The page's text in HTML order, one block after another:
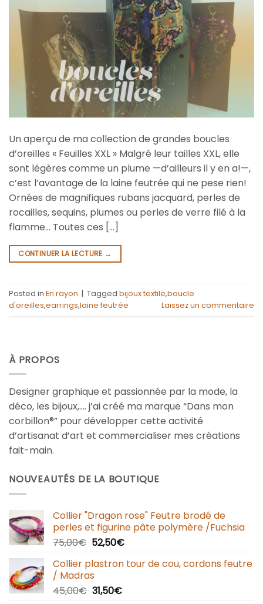
Un aperçu de ma collection de grandes boucles
d’oreilles « Feuilles XXL » Malgré leur tailles XXL, elle
sont légères comme un plume —d’ailleurs il y en a!—,
c’est l’avantage de la laine feutrée qui ne pese rien!
Ornées de magnifiques rubans jacquard, perles de
rocailles, sequins, plumes ou perles de verre filé à la
flamme… Toutes ces […]
CONTINUER LA LECTURE →
Posted in En rayon | Tagged bijoux textile,boucle
d'oreilles,earrings,laine feutrée Laissez un commentaire
À PROPOS
Designer graphique et passionnée par la mode, la
déco, les bijoux,…. j’ai créé ma marque “Dans mon
corbillon®” pour développer cette activité
d’artisanat d’art et commercialiser mes créations
fait-main.
NOUVEAUTÉS DE LA BOUTIQUE
Collier "Dragon rose" Feutre brodé de
perles et figurine pâte polymère /Fuchsia
75,00€ 52,50€
Collier plastron tour de cou, cordons feutre
/ Madras
45,00€ 31,50€